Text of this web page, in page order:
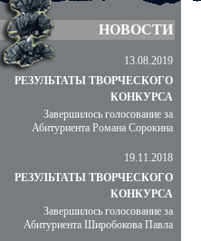
НОВОСТИ
13.08.2019
РЕЗУЛЬТАТЫ ТВОРЧЕСКОГО
КОНКУРСА
Завершилось голосование за
Абитуриента Романа Сорокина
19.11.2018
РЕЗУЛЬТАТЫ ТВОРЧЕСКОГО
КОНКУРСА
Завершилось голосование за
Абитуриента Широбокова Павла